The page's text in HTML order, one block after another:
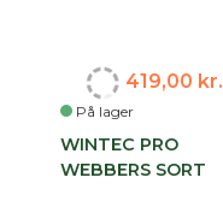
På lager
419,00 kr.
WINTEC PRO
WEBBERS SORT